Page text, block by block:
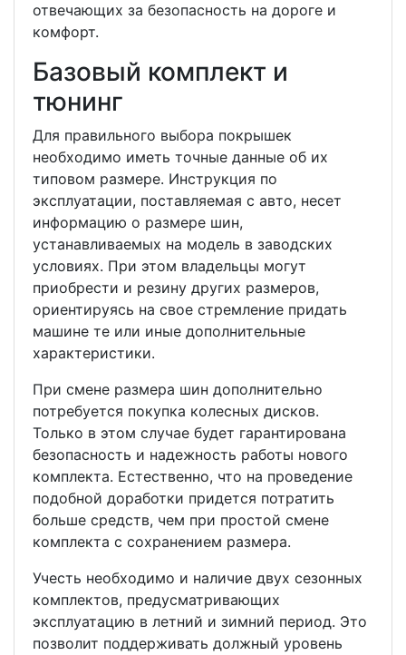
отвечающих за безопасность на дороге и
комфорт.
Базовый комплект и
тюнинг
Для правильного выбора покрышек
необходимо иметь точные данные об их
типовом размере. Инструкция по
эксплуатации, поставляемая с авто, несет
информацию о размере шин,
устанавливаемых на модель в заводских
условиях. При этом владельцы могут
приобрести и резину других размеров,
ориентируясь на свое стремление придать
машине те или иные дополнительные
характеристики.
При смене размера шин дополнительно
потребуется покупка колесных дисков.
Только в этом случае будет гарантирована
безопасность и надежность работы нового
комплекта. Естественно, что на проведение
подобной доработки придется потратить
больше средств, чем при простой смене
комплекта с сохранением размера.
Учесть необходимо и наличие двух сезонных
комплектов, предусматривающих
эксплуатацию в летний и зимний период. Это
позволит поддерживать должный уровень